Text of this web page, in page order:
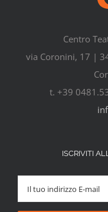
Centro
via Coronini, 17 |
t. +39
ISCRIVITI